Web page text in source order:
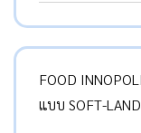
FOOD
แบบ SOFT-